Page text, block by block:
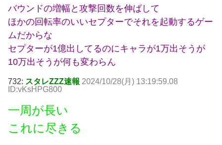
バウンドの増幅と攻撃回数を伸ばして
ほかの回転率のいいセプターでそれを起動するゲー
ムだからな
セプターが1億出してるのにキャラが1万出そうが
10万出そうが何も変わらん
732: スタレZZZ速報 2024/10/28(月) 13:19:59.08
ID:vKsHPG800
一周が長い
これに尽きる